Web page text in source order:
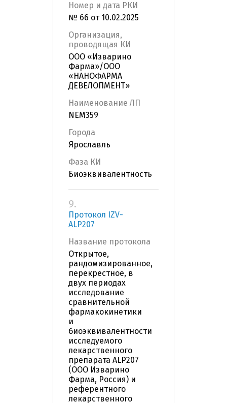
Номер и дата РКИ
№ 66 от 10.02.2025
Организация,
проводящая КИ
ООО «Изварино
Фарма»/ООО
«НАНОФАРМА
ДЕВЕЛОПМЕНТ»
Наименование ЛП
NEM359
Города
Ярославль
Фаза КИ
Биоэквивалентность
9.
Протокол IZV-
ALP207
Название протокола
Открытое,
рандомизированное,
перекрестное, в
двух периодах
исследование
сравнительной
фармакокинетики
и
биоэквивалентности
исследуемого
лекарственного
препарата ALP207
(ООО Изварино
Фарма, Россия) и
референтного
лекарственного